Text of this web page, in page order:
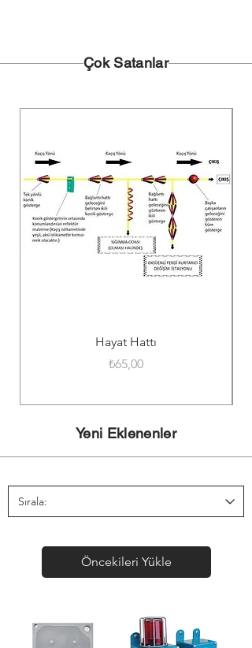
Çok Satanlar
Hayat Hattı
Fiyat
₺65,00
Yeni Eklenenler
Öncekileri Yükle